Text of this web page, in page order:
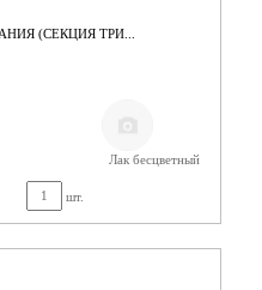
(СЕКЦИЯ ТРИ...
Лак бесцветный
шт.